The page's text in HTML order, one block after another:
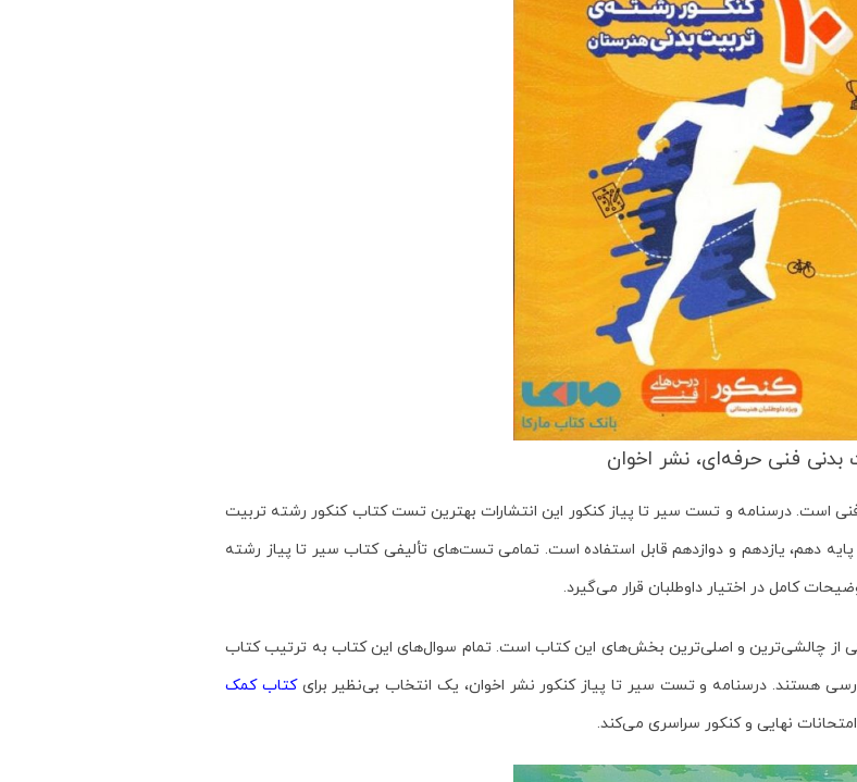
است. درسنامه و تست سیر تا پیاز کنکور این انتشارات بهترین تست کتاب کنکور رشته‌ تربیت
دهم، یازدهم و دوازدهم قابل استفاده است. تمامی تست‌های تألیفی کتاب سیر تا پیاز رشته
کامل در اختیار داوطلبان قرار می‌گیرد.
از چالشی‌ترین و اصلی‌ترین بخش‌های این کتاب است. تمام سوال‌های این کتاب به ترتیب کتاب
هستند. درسنامه و تست سیر تا پیاز کنکور نشر اخوان، یک انتخاب بی‌نظیر برایکتاب کمک
نهایی و کنکور سراسری می‌کند.